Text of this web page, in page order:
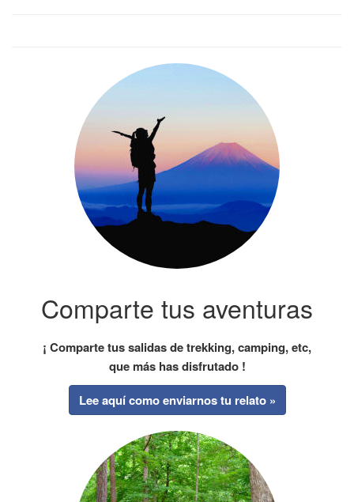
Comparte tus aventuras
¡ Comparte tus salidas de trekking, camping, etc,
que más has disfrutado !
Lee aquí como enviarnos tu relato »